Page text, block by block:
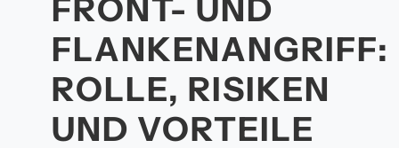
FRONT- UND
FLANKENANGRIFF:
ROLLE, RISIKEN
UND VORTEILE